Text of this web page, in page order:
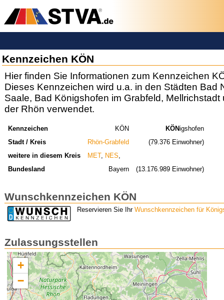
Kennzeichen KÖN
Hier finden Sie Informationen zum Kennzeichen
Dieses Kennzeichen wird u.a. in den Städten Bad
Saale, Bad Königshofen im Grabfeld,
der Rhön verwendet.
Kennzeichen KÖN KÖNigshofen
Stadt / Kreis
Rhön-Grabfeld
(79.376 Einwohner)
weitere in diesem Kreis
MET, NES
Bundesland
Bayern (13.176.989 Einwohner)
Wunschkennzeichen KÖN
Reservieren Sie Ihr Wunschkennzeichen für
Zulassungsstellen
+
−